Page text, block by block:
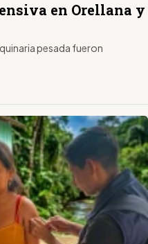
en Orellana y
pesada fueron